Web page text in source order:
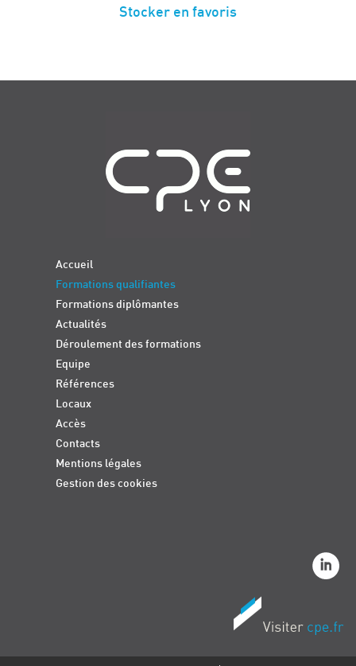
Stocker en favoris
Accueil
Formations qualifiantes
Formations diplômantes
Actualités
Déroulement des formations
Equipe
Références
Locaux
Accès
Contacts
Mentions légales
Gestion des cookies